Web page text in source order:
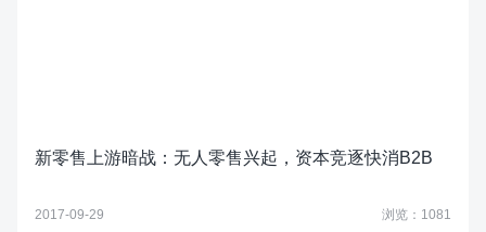
新零售上游暗战：无人零售兴起，资本竞逐快消B2B
2017-09-29 浏览：1081